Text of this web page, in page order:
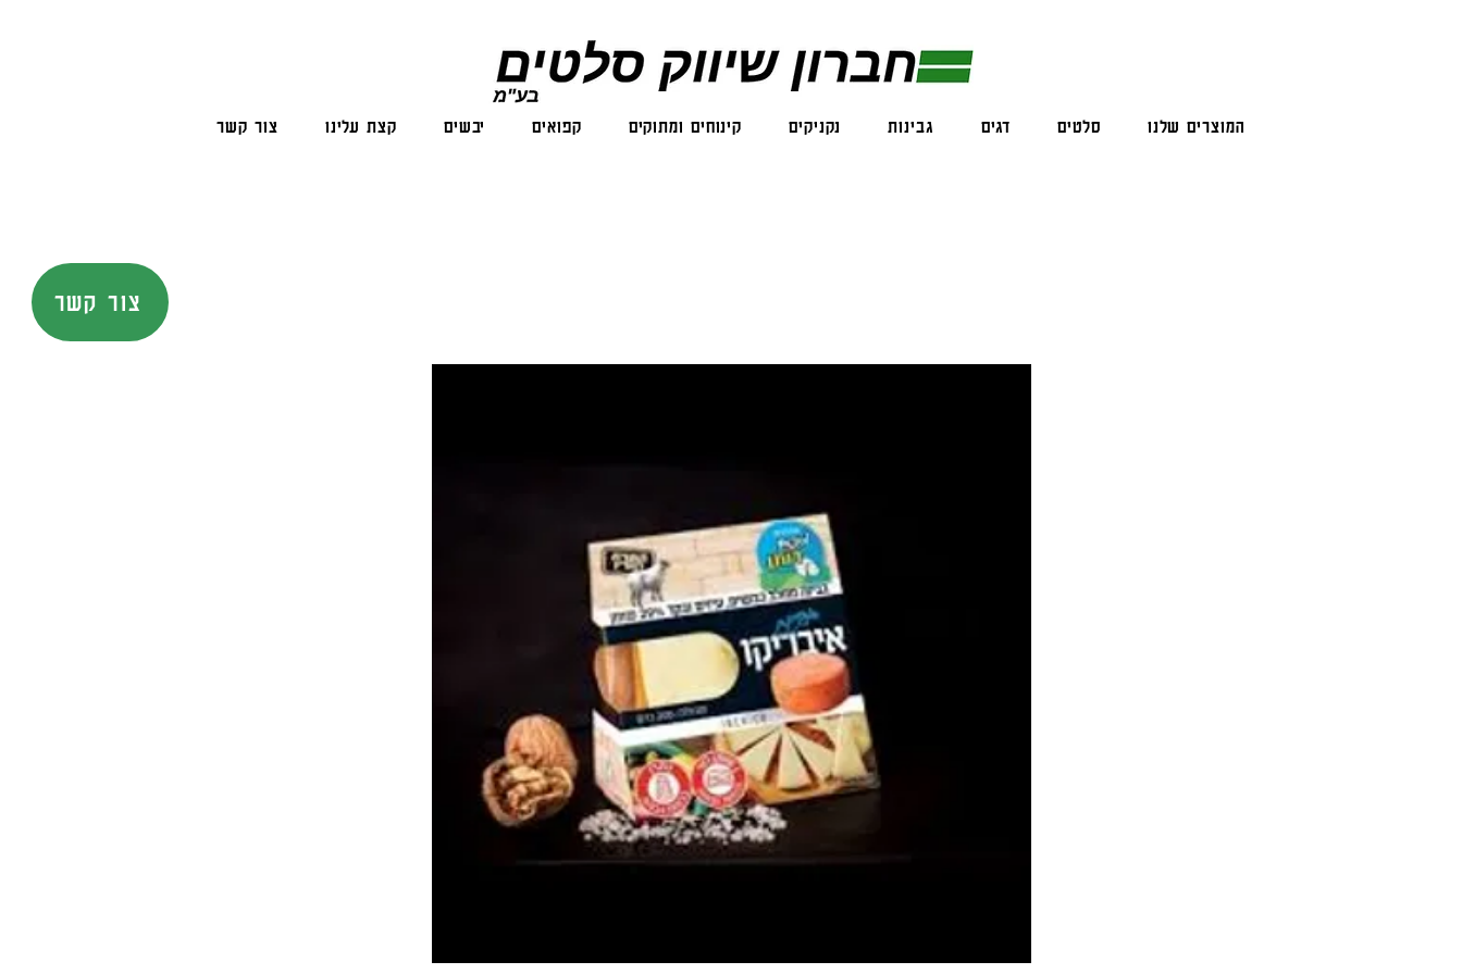
צור קשר
המוצרים שלנו סלטים דגים גבינות נקניקים קינוחים ומתוקים קפואים יבשים קצת עלינו צור קשר